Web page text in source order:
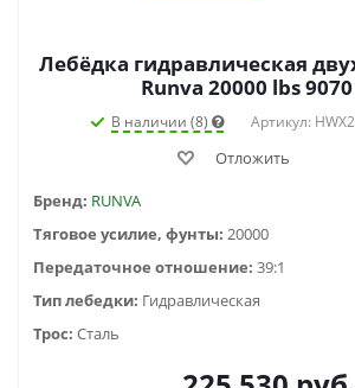
Лебёдка гидравлическая
Runva 20000 lbs
В наличии (8) Артикул:
Отложить
Бренд: RUNVA
Тяговое усилие, фунты: 20000
Передаточное отношение: 39:1
Тип лебедки: Гидравлическая
Трос: Сталь